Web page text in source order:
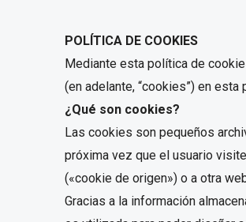
POLÍTICA DE COOKIES
Mediante esta política de
(en adelante, “cookies”) en esta
¿Qué son cookies?
Las cookies son pequeños
próxima vez que el usuario
(«cookie de origen») o a otra
Gracias a la información